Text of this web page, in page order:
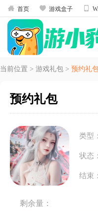
 首页  游戏盒子 
当前位置 > 游戏礼包 > 预约礼
预约礼包
类型：
状态：
结束：
剩余量：